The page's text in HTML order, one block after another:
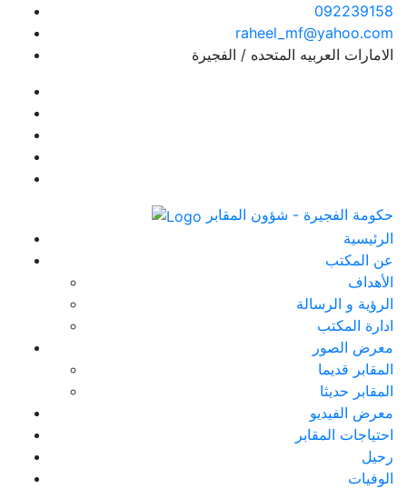
092239158
raheel_mf@yahoo.com
الامارات العربيه المتحده / الفجيرة
حكومة الفجيرة - شؤون المقابر
الرئيسية
عن المكتب
الأهداف
الرؤية و الرسالة
ادارة المكتب
معرض الصور
المقابر قديما
المقابر حديثا
معرض الفيديو
احتياجات المقابر
رحيل
الوفيات